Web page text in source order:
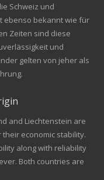
Schweiz und
ebenso bekannt wie für
Zeiten sind diese
und
gelten von jeher als
and Liechtenstein are
economic stability.
along with reliability
Both countries are
und Erfahrungen zu
EM Global Service AG